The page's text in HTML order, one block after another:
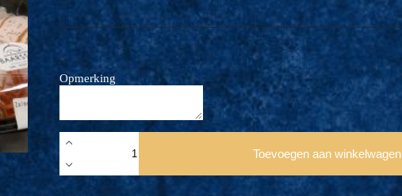
Opmerking
geschenkdoos
aantal
Toevoegen aan winkelwagen